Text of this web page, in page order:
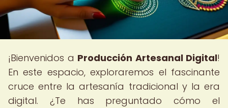
¡Bienvenidos a Producción Artesanal Digital!
En este espacio, exploraremos el fascinante
cruce entre la artesanía tradicional y la era
digital. ¿Te has preguntado cómo el